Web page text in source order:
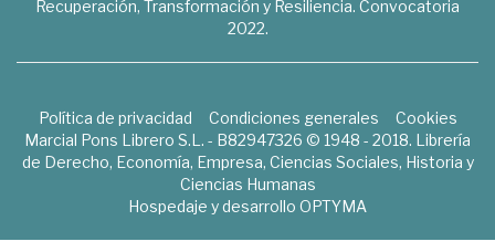
Recuperación, Transformación y Resiliencia. Convocatoria
2022.
Política de privacidad Condiciones generales
Cookies
Marcial Pons Librero S.L. - B82947326 © 1948 - 2018. Librería
de Derecho, Economía, Empresa, Ciencias Sociales, Historia y
Ciencias Humanas
Hospedaje y desarrollo OPTYMA